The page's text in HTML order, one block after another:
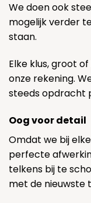
We doen ook
mogelijk verder
staan.
Elke klus, groot
onze rekening.
steeds opdracht
Oog voor detail
Omdat we bij
perfecte
telkens bij te
met de nieuwste